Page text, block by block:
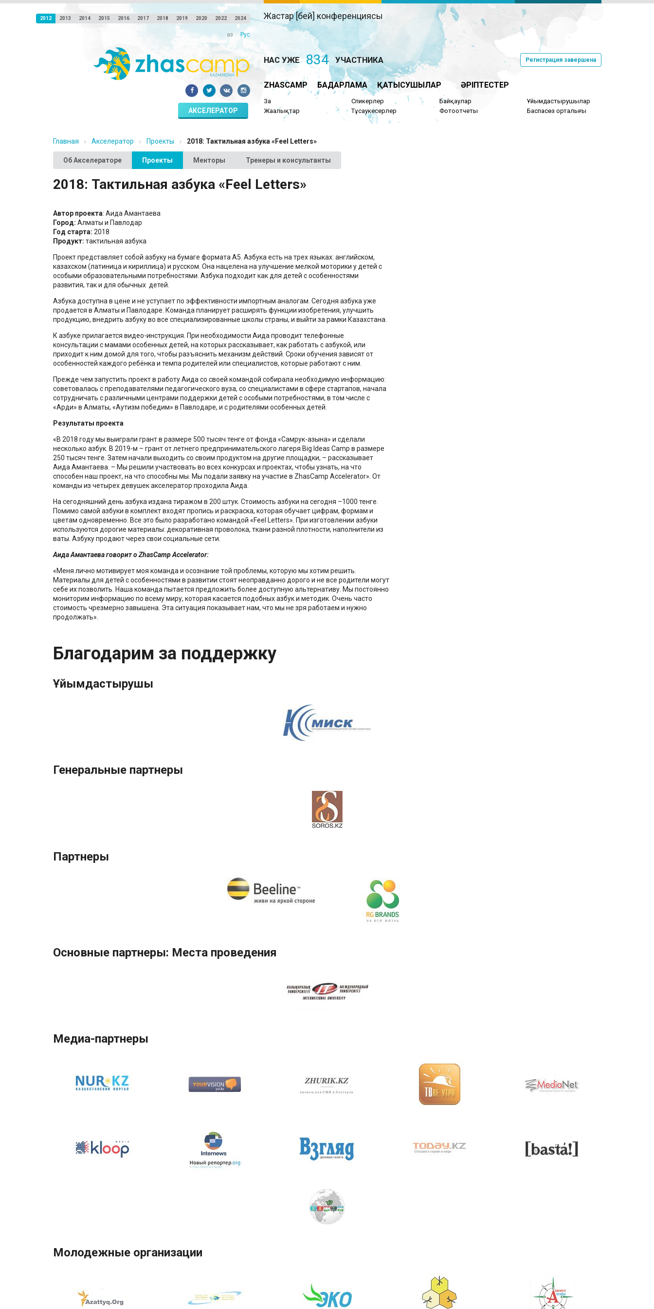
2012 2013 2014 2015 2016 2017 2018 2019 2020 2022 2024
Қаз Рус
Жастар [бей] конференциясы
АКСЕЛЕРАТОР
НАС УЖЕ 834 УЧАСТНИКА Регистрация завершена
ZHASCAMP БАҒДАРЛАМА ҚАТЫСУШЫЛАР ӘРІПТЕСТЕР
Заң
Жаңалықтар
Спикерлер
Тұсаукесерлер
Байқаулар
Фотоотчеты
Ұйымдастырушылар
Баспасөз орталығы
Главная Акселератор Проекты 2018: Тактильная азбука «Feel Letters»
Об Акселераторе Проекты Менторы Тренеры и консультанты
2018: Тактильная азбука «Feel Letters»
Автор проекта: Аида Амантаева
Город: Алматы и Павлодар
Год старта: 2018
Продукт: тактильная азбука
Проект представляет собой азбуку на бумаге формата А5. Азбука есть на трех языках: английском,
казахском (латиница и кириллица) и русском. Она нацелена на улучшение мелкой моторики у детей с
особыми образовательными потребностями. Азбука подходит как для детей с особенностями
развития, так и для обычных детей.
Азбука доступна в цене и не уступает по эффективности импортным аналогам. Сегодня азбука уже
продается в Алматы и Павлодаре. Команда планирует расширять функции изобретения, улучшить
продукцию, внедрить азбуку во все специализированные школы страны, и выйти за рамки Казахстана.
К азбуке прилагается видео-инструкция. При необходимости Аида проводит телефонные
консультации с мамами особенных детей, на которых рассказывает, как работать с азбукой, или
приходит к ним домой для того, чтобы разъяснить механизм действий. Сроки обучения зависят от
особенностей каждого ребёнка и темпа родителей или специалистов, которые работают с ним.
Прежде чем запустить проект в работу Аида со своей командой собирала необходимую информацию:
советовалась с преподавателями педагогического вуза, со специалистами в сфере стартапов, начала
сотрудничать с различными центрами поддержки детей с особыми потребностями, в том числе с
«Арди» в Алматы, «Аутизм победим» в Павлодаре, и с родителями особенных детей.
Результаты проекта
«В 2018 году мы выиграли грант в размере 500 тысяч тенге от фонда «Самрук-Қазына» и сделали
несколько азбук. В 2019-м – грант от летнего предпринимательского лагеря Big Ideas Camp в размере
250 тысяч тенге. Затем начали выходить со своим продуктом на другие площадки, – рассказывает
Аида Амантаева. – Мы решили участвовать во всех конкурсах и проектах, чтобы узнать, на что
способен наш проект, на что способны мы. Мы подали заявку на участие в ZhasCamp Accelerator». От
команды из четырех девушек акселератор проходила Аида.
На сегодняшний день азбука издана тиражом в 200 штук. Стоимость азбуки на сегодня –1000 тенге.
Помимо самой азбуки в комплект входят пропись и раскраска, которая обучает цифрам, формам и
цветам одновременно. Все это было разработано командой «Feel Letters». При изготовлении азбуки
используются дорогие материалы: декоративная проволока, ткани разной плотности, наполнители из
ваты. Азбуку продают через свои социальные сети.
Аида Амантаева говорит о ZhasCamp Accelerator:
«Меня лично мотивирует моя команда и осознание той проблемы, которую мы хотим решить.
Материалы для детей с особенностями в развитии стоят неоправданно дорого и не все родители могут
себе их позволить. Наша команда пытается предложить более доступную альтернативу. Мы постоянно
мониторим информацию по всему миру, которая касается подобных азбук и методик. Очень часто
стоимость чрезмерно завышена. Эта ситуация показывает нам, что мы не зря работаем и нужно
продолжать».
Благодарим за поддержку
Ұйымдастырушы
Генеральные партнеры
Партнеры
Основные партнеры: Места проведения
Медиа-партнеры
Молодежные организации